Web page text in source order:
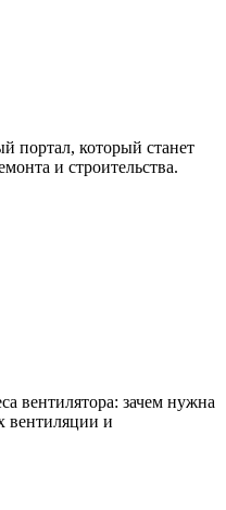
портал, который станет
и строительства.
вентилятора: зачем нужна
вентиляции и